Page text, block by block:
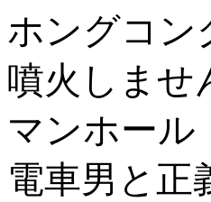
ホングコン
噴火しませ
マンホール
電車男と正